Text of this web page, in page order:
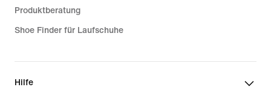
Produktberatung
Shoe Finder für Laufschuhe
Hilfe